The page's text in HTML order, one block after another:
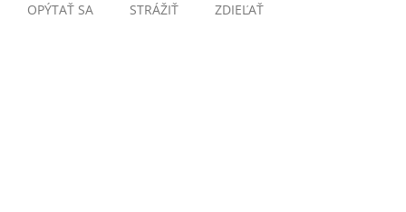
OPÝTAŤ SA STRÁŽIŤ ZDIEĽAŤ